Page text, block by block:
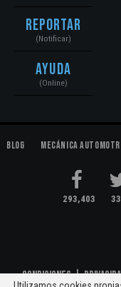
Reportar
(Notificar)
Ayuda
(Online)
Blog Mecánica
293,403
Condiciones|